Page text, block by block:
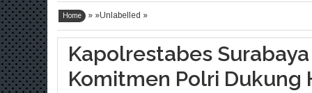
11:18 PM - Polres Probolinggo
7:14 PM - Polisi Sambangi Lahan
11:23 PM - Kapolres Gresik
Home » »Unlabelled »
Kapolrestabes
Komitmen Polri Dukung